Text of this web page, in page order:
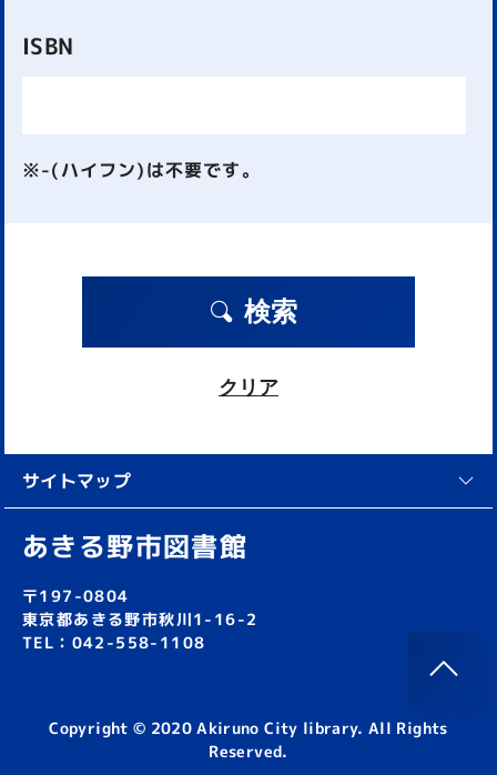
ISBN
※-(ハイフン)は不要です。
検索
クリア
サイトマップ
あきる野市図書館
〒197-0804
東京都あきる野市秋川1-16-2
TEL：042-558-1108
Copyright © 2020 Akiruno City library. All Rights
Reserved.